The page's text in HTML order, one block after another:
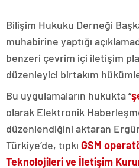
Bilişim Hukuku Derneği
muhabirine yaptığı
benzeri çevrim içi iletişim
düzenleyici birtakım
Bu uygulamaların hukukta “
olarak Elektronik
düzenlendiğini aktaran
Türkiye’de, tıpkı GSM
Teknolojileri ve İletişim